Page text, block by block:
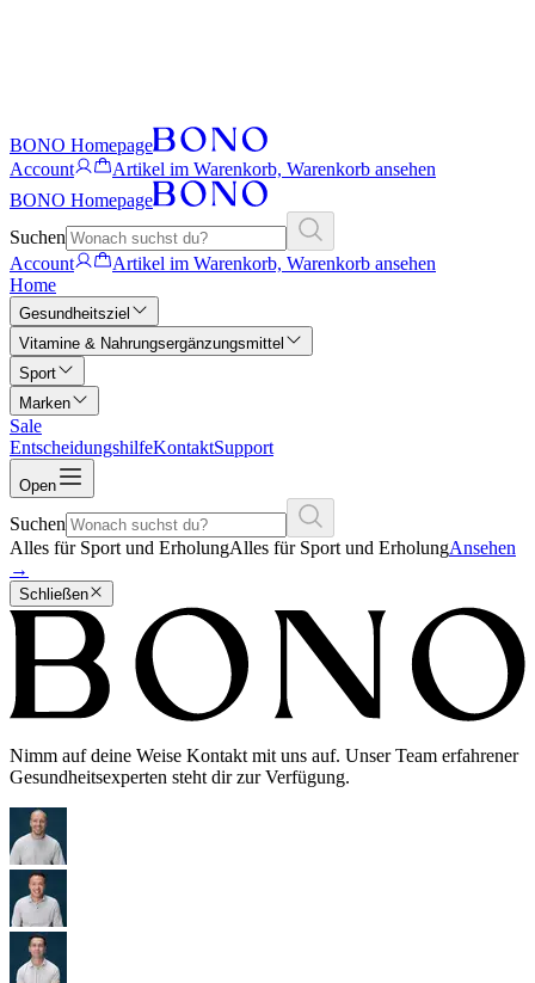
BONO Homepage
Account
Artikel im Warenkorb, Warenkorb ansehen
BONO Homepage
Suchen
Account
Artikel im Warenkorb, Warenkorb ansehen
Home
Gesundheitsziel
Vitamine & Nahrungsergänzungsmittel
Sport
Marken
Sale
EntscheidungshilfeKontaktSupport
Open
Suchen
Alles für Sport und ErholungAlles für Sport und ErholungAnsehen
→
Schließen
Nimm auf deine Weise Kontakt mit uns auf. Unser Team erfahrener
Gesundheitsexperten steht dir zur Verfügung.